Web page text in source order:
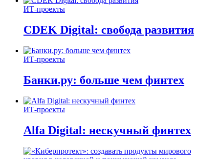
ИТ-проекты
CDEK Digital: свобода развития
ИТ-проекты
Банки.ру: больше чем финтех
ИТ-проекты
Alfa Digital: нескучный финтех